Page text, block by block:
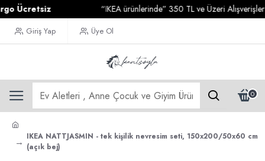
“IKEA ürünlerinde” 350 TL ve Üzeri
Giriş Yap Üye Ol
0
IKEA NATTJASMIN - tek kişilik nevresim seti, 150x200/50x60 cm
(açık bej)